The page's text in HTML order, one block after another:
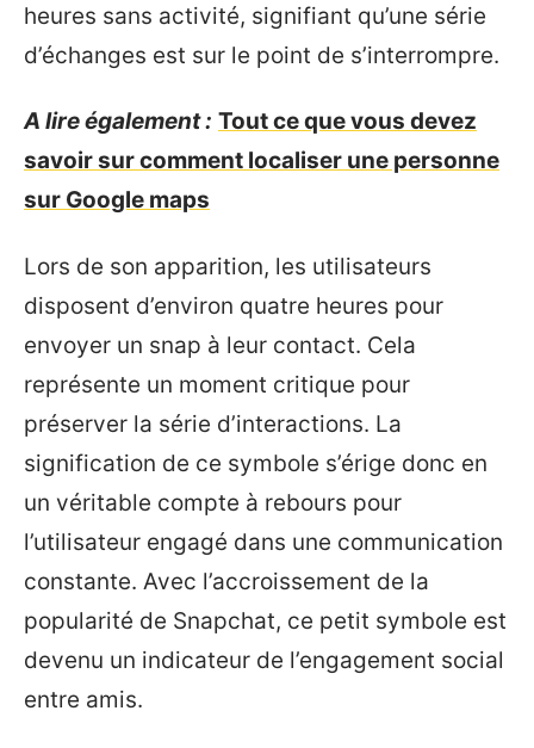
heures sans activité, signifiant qu’une série
d’échanges est sur le point de s’interrompre.
A lire également : Tout ce que vous devez
savoir sur comment localiser une personne
sur Google maps
Lors de son apparition, les utilisateurs
disposent d’environ quatre heures pour
envoyer un snap à leur contact. Cela
représente un moment critique pour
préserver la série d’interactions. La
signification de ce symbole s’érige donc en
un véritable compte à rebours pour
l’utilisateur engagé dans une communication
constante. Avec l’accroissement de la
popularité de Snapchat, ce petit symbole est
devenu un indicateur de l’engagement social
entre amis.